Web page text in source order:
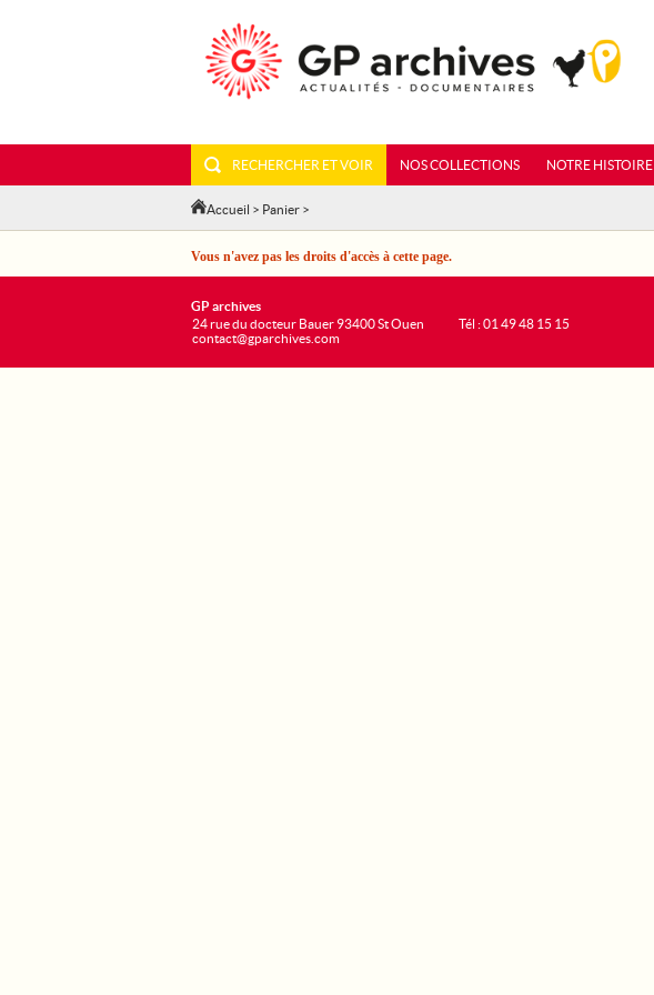
RECHERCHER ET VOIR NOS COLLECTIONS NOTRE HISTOIRE
Accueil > Panier >
Vous n'avez pas les droits d'accès à cette page.
GP archives
24 rue du docteur Bauer 93400 St Ouen
contact@gparchives.com
Tél : 01 49 48 15 15